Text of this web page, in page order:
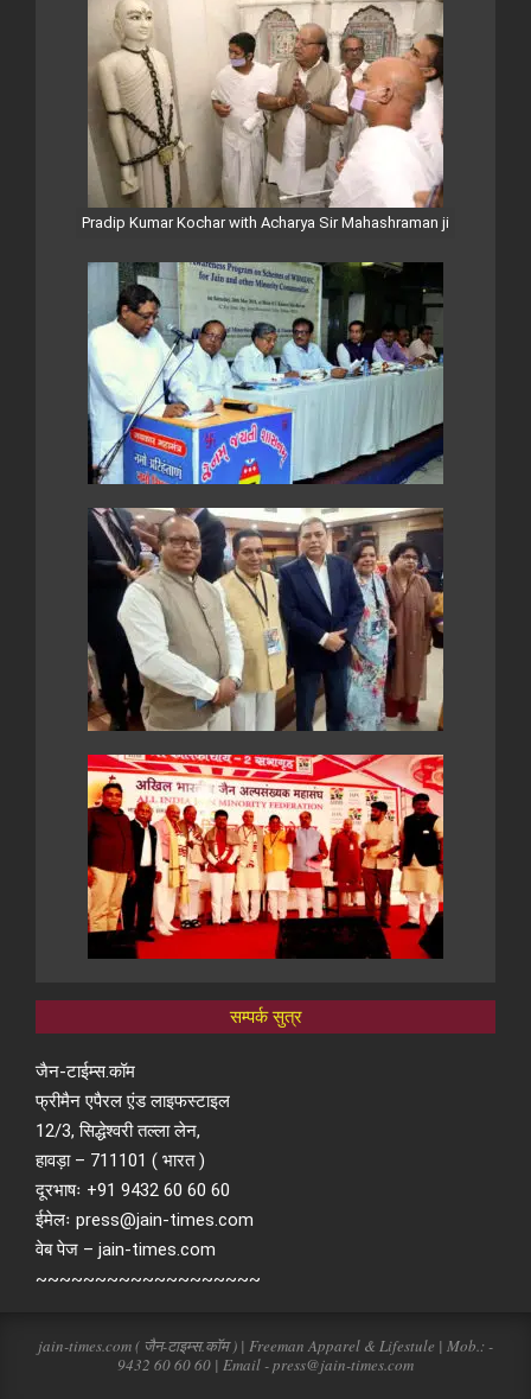
Pradip Kumar Kochar with Acharya Sir Mahashraman ji
सम्पर्क सुत्र
जैन-टाईम्स.कॉम
फ्रीमैन एपैरल ए़ंड लाइफस्टाइल
12/3, सिद्धेश्वरी तल्ला लेन,
हावड़ा – 711101 ( भारत )
दूरभाषः +91 9432 60 60 60
ईमेलः press@jain-times.com
वेब पेज – jain-times.com
~~~~~~~~~~~~~~~~~~~
jain-times.com ( जैन-टाइम्स.कॉम ) | Freeman Apparel & Lifestule | Mob.: -
9432 60 60 60 | Email - press@jain-times.com